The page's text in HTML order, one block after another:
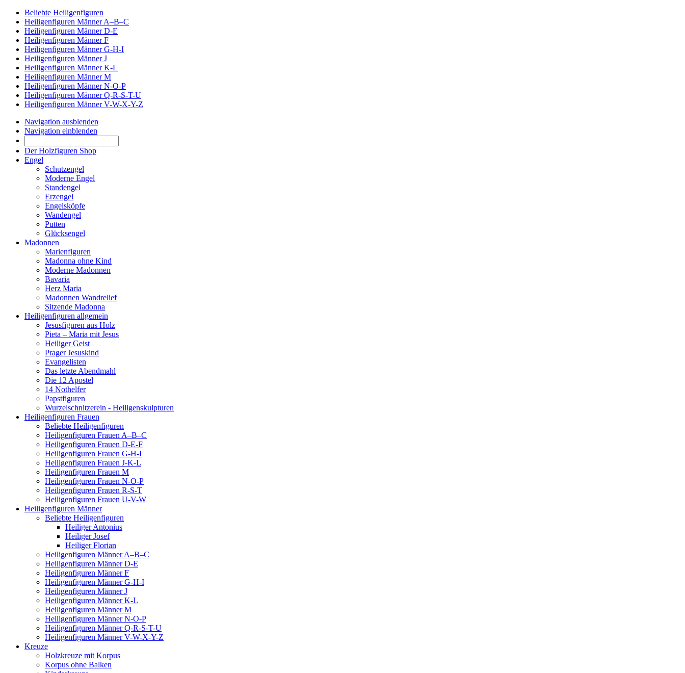
Beliebte Heiligenfiguren
Heiligenfiguren Männer A–B–C
Heiligenfiguren Männer D-E
Heiligenfiguren Männer F
Heiligenfiguren Männer G-H-I
Heiligenfiguren Männer J
Heiligenfiguren Männer K-L
Heiligenfiguren Männer M
Heiligenfiguren Männer N-O-P
Heiligenfiguren Männer Q-R-S-T-U
Heiligenfiguren Männer V-W-X-Y-Z
Navigation ausblenden
Navigation einblenden
Der Holzfiguren Shop
Engel
Schutzengel
Moderne Engel
Standengel
Erzengel
Engelsköpfe
Wandengel
Putten
Glücksengel
Madonnen
Marienfiguren
Madonna ohne Kind
Moderne Madonnen
Bavaria
Herz Maria
Madonnen Wandrelief
Sitzende Madonna
Heiligenfiguren allgemein
Jesusfiguren aus Holz
Pieta – Maria mit Jesus
Heiliger Geist
Prager Jesuskind
Evangelisten
Das letzte Abendmahl
Die 12 Apostel
14 Nothelfer
Papstfiguren
Wurzelschnitzerein - Heiligenskulpturen
Heiligenfiguren Frauen
Beliebte Heiligenfiguren
Heiligenfiguren Frauen A–B–C
Heiligenfiguren Frauen D-E-F
Heiligenfiguren Frauen G-H-I
Heiligenfiguren Frauen J-K-L
Heiligenfiguren Frauen M
Heiligenfiguren Frauen N-O-P
Heiligenfiguren Frauen R-S-T
Heiligenfiguren Frauen U-V-W
Heiligenfiguren Männer
Beliebte Heiligenfiguren
Heiliger Antonius
Heiliger Josef
Heiliger Florian
Heiligenfiguren Männer A–B–C
Heiligenfiguren Männer D-E
Heiligenfiguren Männer F
Heiligenfiguren Männer G-H-I
Heiligenfiguren Männer J
Heiligenfiguren Männer K-L
Heiligenfiguren Männer M
Heiligenfiguren Männer N-O-P
Heiligenfiguren Männer Q-R-S-T-U
Heiligenfiguren Männer V-W-X-Y-Z
Kreuze
Holzkreuze mit Korpus
Korpus ohne Balken